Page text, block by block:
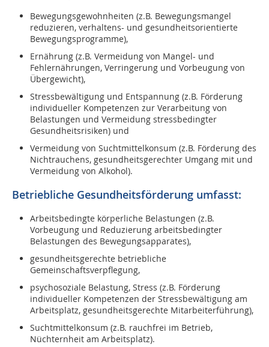
Bewegungsgewohnheiten (z.B. Bewegungsmangel
reduzieren, verhaltens- und gesundheitsorientierte
Bewegungsprogramme),
Ernährung (z.B. Vermeidung von Mangel- und
Fehlernährungen, Verringerung und Vorbeugung von
Übergewicht),
Stressbewältigung und Entspannung (z.B. Förderung
individueller Kompetenzen zur Verarbeitung von
Belastungen und Vermeidung stressbedingter
Gesundheitsrisiken) und
Vermeidung von Suchtmittelkonsum (z.B. Förderung des
Nichtrauchens, gesundheitsgerechter Umgang mit und
Vermeidung von Alkohol).
Betriebliche Gesundheitsförderung umfasst:
Arbeitsbedingte körperliche Belastungen (z.B.
Vorbeugung und Reduzierung arbeitsbedingter
Belastungen des Bewegungsapparates),
gesundheitsgerechte betriebliche
Gemeinschaftsverpflegung,
psychosoziale Belastung, Stress (z.B. Förderung
individueller Kompetenzen der Stressbewältigung am
Arbeitsplatz, gesundheitsgerechte Mitarbeiterführung),
Suchtmittelkonsum (z.B. rauchfrei im Betrieb,
Nüchternheit am Arbeitsplatz).